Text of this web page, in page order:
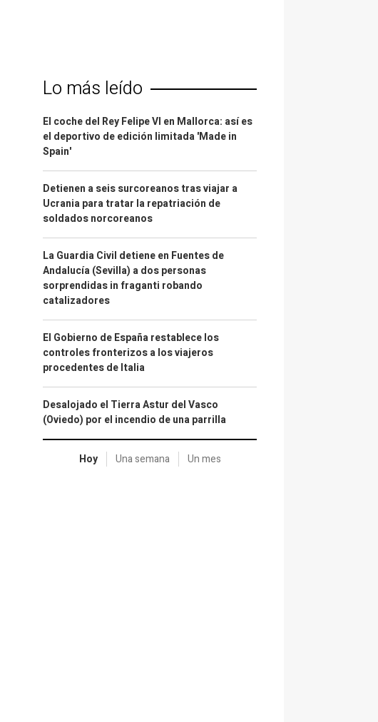
Lo más leído
El coche del Rey Felipe VI en Mallorca: así es
el deportivo de edición limitada 'Made in
Spain'
Detienen a seis surcoreanos tras viajar a
Ucrania para tratar la repatriación de
soldados norcoreanos
La Guardia Civil detiene en Fuentes de
Andalucía (Sevilla) a dos personas
sorprendidas in fraganti robando
catalizadores
El Gobierno de España restablece los
controles fronterizos a los viajeros
procedentes de Italia
Desalojado el Tierra Astur del Vasco
(Oviedo) por el incendio de una parrilla
Hoy Una semana Un mes